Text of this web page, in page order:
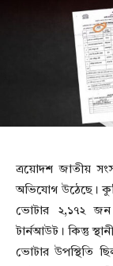
ত্রয়োদশ জাতীয়
অভিযোগ উঠেছে।
ভোটার ২,১৭২
টার্নআউট। কিন্তু
ভোটার উপস্থিতি